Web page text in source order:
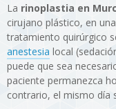
La rinoplastia en
cirujano plástico, en
tratamiento quirúrgico
anestesia local
puede que sea
paciente permanezca
contrario, el mismo día